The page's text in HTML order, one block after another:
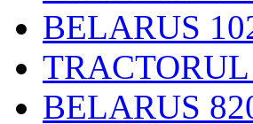
BELARUS
BELARUS